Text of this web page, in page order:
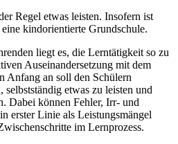
Regel etwas leisten. Insofern ist
kindorientierte Grundschule.
liegt es, die Lerntätigkeit so zu
Auseinandersetzung mit dem
Anfang an soll den Schülern
selbstständig etwas zu leisten und
Dabei können Fehler, Irr- und
erster Linie als Leistungsmängel
im Lernprozess.